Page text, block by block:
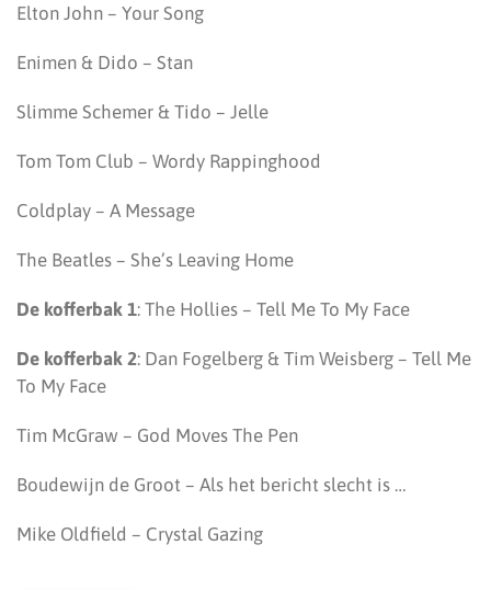
Elton John – Your Song
Enimen & Dido – Stan
Slimme Schemer & Tido – Jelle
Tom Tom Club – Wordy Rappinghood
Coldplay – A Message
The Beatles – She’s Leaving Home
De kofferbak 1: The Hollies – Tell Me To My Face
De kofferbak 2: Dan Fogelberg & Tim Weisberg – Tell Me
To My Face
Tim McGraw – God Moves The Pen
Boudewijn de Groot – Als het bericht slecht is …
Mike Oldfield – Crystal Gazing